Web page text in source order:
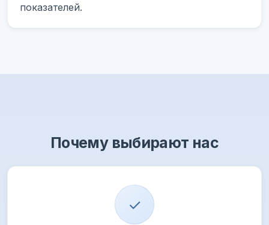
показателей.
Почему выбирают нас
✓